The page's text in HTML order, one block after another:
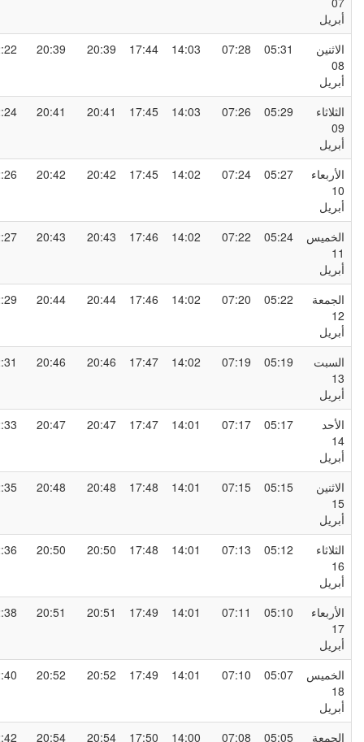
05:31
07:28
14:03
17:44
20:39
20:39
22:22
05:29
07:26
14:03
17:45
20:41
20:41
22:24
05:27
07:24
14:02
17:45
20:42
20:42
22:26
05:24
07:22
14:02
17:46
20:43
20:43
22:27
05:22
07:20
14:02
17:46
20:44
20:44
22:29
05:19
07:19
14:02
17:47
20:46
20:46
22:31
05:17
07:17
14:01
17:47
20:47
20:47
22:33
05:15
07:15
14:01
17:48
20:48
20:48
22:35
05:12
07:13
14:01
17:48
20:50
20:50
22:36
05:10
07:11
14:01
17:49
20:51
20:51
22:38
05:07
07:10
14:01
17:49
20:52
20:52
22:40
05:05
07:08
14:00
17:50
20:54
20:54
22:42